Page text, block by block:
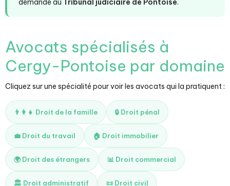
demande au Tribunal judiciaire de Pontoise.
Avocats spécialisés à
Cergy-Pontoise par domaine
Cliquez sur une spécialité pour voir les avocats qui la pratiquent :
👨‍👩‍👧 Droit de la famille 🔒 Droit pénal
💼 Droit du travail 🏠 Droit immobilier
🌍 Droit des étrangers 📊 Droit commercial
🏛️ Droit administratif 📜 Droit civil